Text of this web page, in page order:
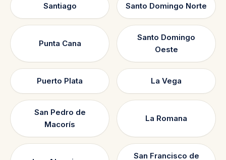
Santiago Santo Domingo Norte
Punta Cana
Santo Domingo
Oeste
Puerto Plata La Vega
San Pedro de
Macorís
La Romana
San Francisco de